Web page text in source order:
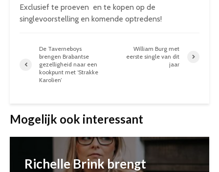
Exclusief te proeven en te kopen op de
singlevoorstelling en komende optredens!
De Taverneboys
brengen Brabantse
gezelligheid naar een
kookpunt met ‘Strakke
Karolien’
William Burg met
eerste single van dit
jaar
Mogelijk ook interessant
Richelle Brink brengt